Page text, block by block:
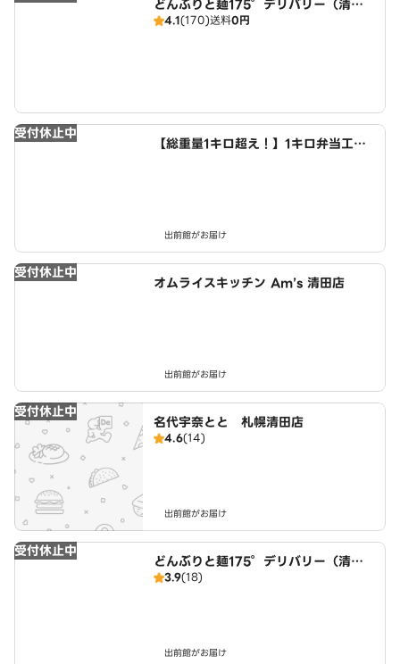
どんぶりと麺175°デリバリー（清田
店）
4.1(170)送料0円
受付休止中
【総重量1キロ超え！】1キロ弁当工房
出前館がお届け
受付休止中
オムライスキッチン Am’s 清田店
出前館がお届け
受付休止中
名代宇奈とと 札幌清田店
4.6(14)
出前館がお届け
受付休止中
どんぶりと麺175°デリバリー（清田
店）
3.9(18)
出前館がお届け